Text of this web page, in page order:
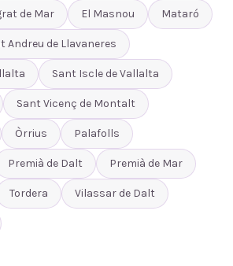
de Mar El Masnou Mataró
Andreu de Llavaneres
Sant Iscle de Vallalta
Sant Vicenç de Montalt
Òrrius Palafolls
Premià de Dalt Premià de Mar
Tordera Vilassar de Dalt